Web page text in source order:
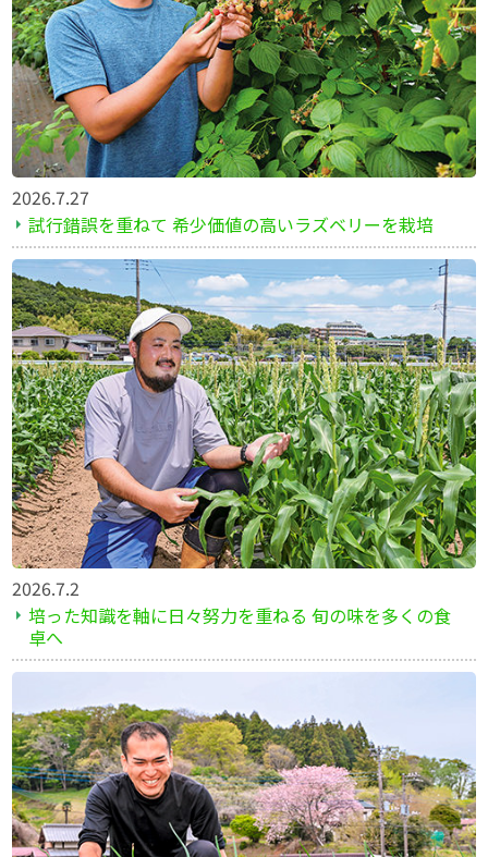
2026.7.27
試行錯誤を重ねて 希少価値の高いラズベリーを栽培
2026.7.2
培った知識を軸に日々努力を重ねる 旬の味を多くの食
卓へ